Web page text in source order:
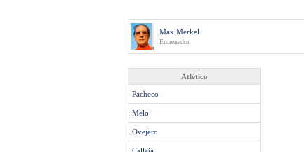
Max Merkel
Entrenador
Atlético
Pacheco
Melo
Ovejero